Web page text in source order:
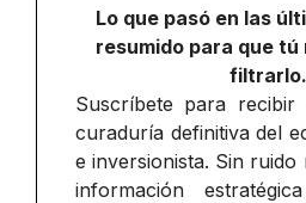
Lo que pasó en las
resumido para que tú
filtrarlo.
Suscríbete para recibir
curaduría definitiva del
e inversionista. Sin
información